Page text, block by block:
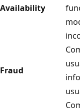
Availability
Fraud